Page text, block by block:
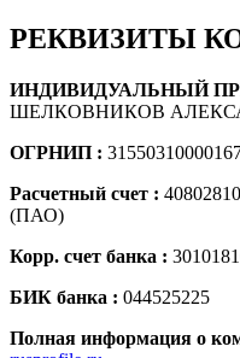
РЕКВИЗИТЫ
ИНДИВИДУАЛЬНЫЙ
ШЕЛКОВНИКОВ
ОГРНИП :
Расчетный счет :
(ПАО)
Корр. счет банка :
БИК банка : 044525225
Полная информация о